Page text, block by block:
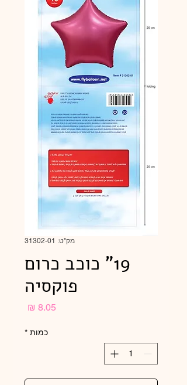
מק"ט: 31302-01
19" כוכב כרום
פוקסיה
כמות *